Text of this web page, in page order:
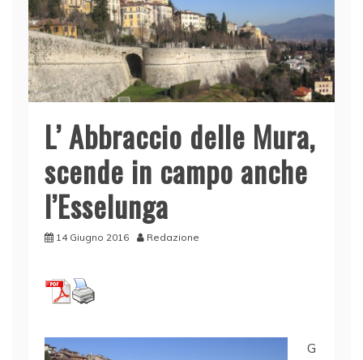
L’ Abbraccio delle Mura,
scende in campo anche
l’Esselunga
14 Giugno 2016 Redazione
G